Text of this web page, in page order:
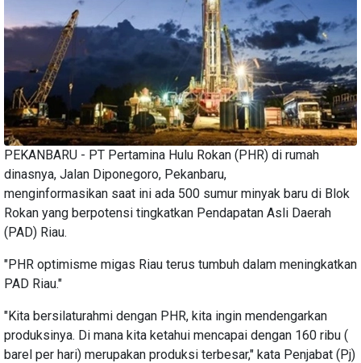
PEKANBARU - PT Pertamina Hulu Rokan (PHR) di rumah
dinasnya, Jalan Diponegoro, Pekanbaru,
menginformasikan saat ini ada 500 sumur minyak baru di Blok
Rokan yang berpotensi tingkatkan Pendapatan Asli Daerah
(PAD) Riau.
"PHR optimisme migas Riau terus tumbuh dalam meningkatkan
PAD Riau."
"Kita bersilaturahmi dengan PHR, kita ingin mendengarkan
produksinya. Di mana kita ketahui mencapai dengan 160 ribu (
barel per hari) merupakan produksi terbesar," kata Penjabat (Pj)